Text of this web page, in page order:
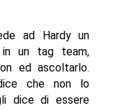
ad Hardy un
in un tag team,
ed ascoltarlo.
che non lo
dice di essere